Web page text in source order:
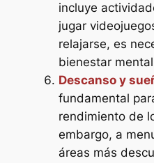
incluye
jugar
relajarse, es
bienestar
Descanso y
fundamental
rendimiento de
embargo, a
áreas más